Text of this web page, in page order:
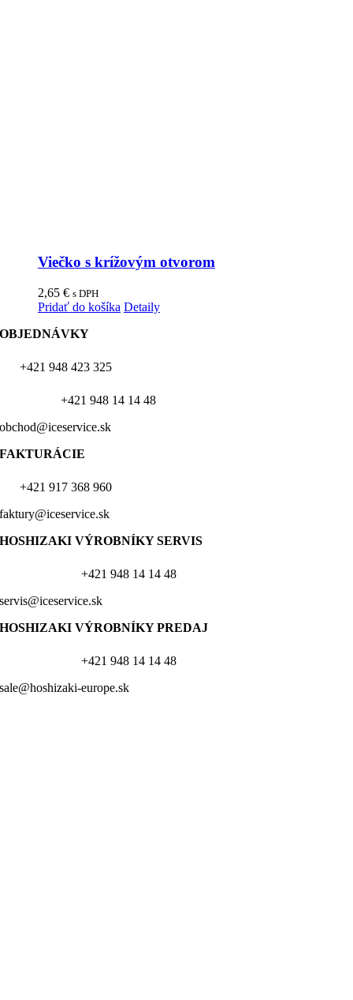
Viečko s krížovým otvorom
2,65 € s DPH
Pridať do košíka Detaily
OBJEDNÁVKY
+421 948 423 325
+421 948 14 14 48
obchod@iceservice.sk
FAKTURÁCIE
+421 917 368 960
faktury@iceservice.sk
HOSHIZAKI VÝROBNÍKYSERVIS
+421 948 14 14 48
servis@iceservice.sk
HOSHIZAKI VÝROBNÍKY PREDAJ
+421 948 14 14 48
sale@hoshizaki-europe.sk